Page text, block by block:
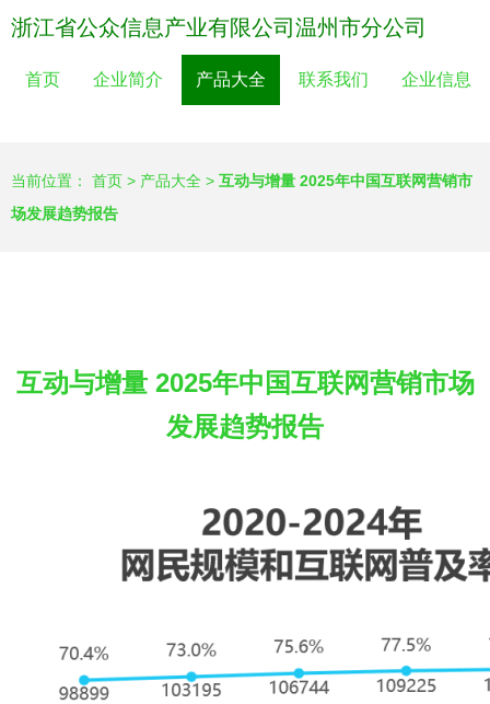
浙江省公众信息产业有限公司温州市分公司
首页 企业简介 产品大全 联系我们 企业信息
当前位置： 首页 > 产品大全 > 互动与增量 2025年中国互联网营销市
场发展趋势报告
互动与增量 2025年中国互联网营销市场
发展趋势报告